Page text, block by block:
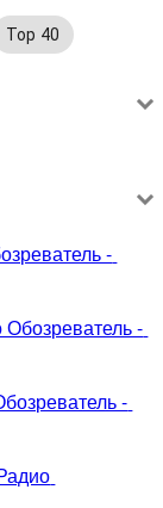
Top 40
-
-
-